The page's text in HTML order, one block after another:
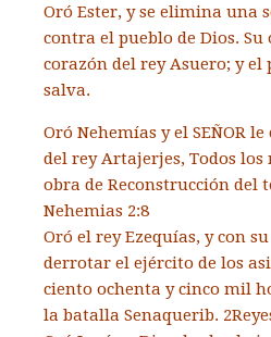
Oró Ester, y se elimina una
contra el pueblo de Dios.
corazón del rey Asuero; y el
salva.
Oró Nehemías y el SEÑOR
del rey Artajerjes, Todos
obra de Reconstrucción del
Nehemias 2:8
Oró el rey Ezequías, y con
derrotar el ejército de los
ciento ochenta y cinco mil
la batalla Senaquerib.